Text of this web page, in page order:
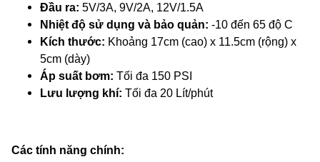
Đầu ra: 5V/3A, 9V/2A, 12V/1.5A
Nhiệt độ sử dụng và bảo quản: -10 đến 65 độ C
Kích thước: Khoảng 17cm (cao) x 11.5cm (rộng) x
5cm (dày)
Áp suất bơm: Tối đa 150 PSI
Lưu lượng khí: Tối đa 20 Lít/phút
Các tính năng chính: